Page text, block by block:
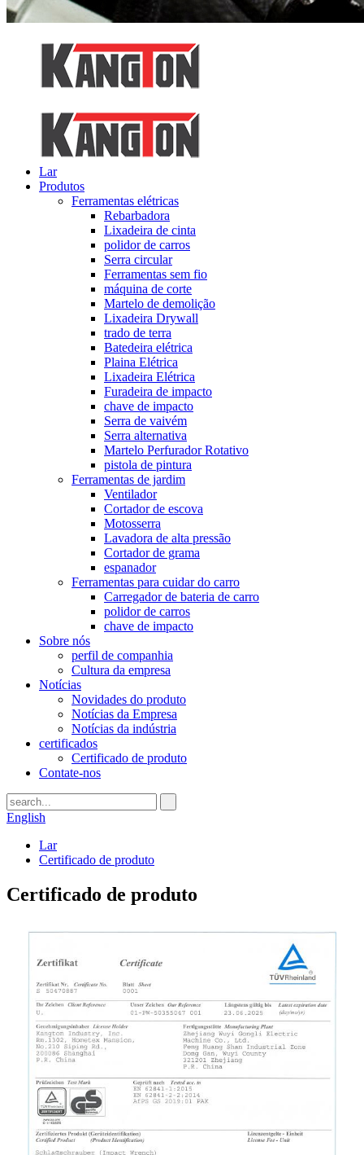
Lar
Produtos
Ferramentas elétricas
Rebarbadora
Lixadeira de cinta
polidor de carros
Serra circular
Ferramentas sem fio
máquina de corte
Martelo de demolição
Lixadeira Drywall
trado de terra
Batedeira elétrica
Plaina Elétrica
Lixadeira Elétrica
Furadeira de impacto
chave de impacto
Serra de vaivém
Serra alternativa
Martelo Perfurador Rotativo
pistola de pintura
Ferramentas de jardim
Ventilador
Cortador de escova
Motosserra
Lavadora de alta pressão
Cortador de grama
espanador
Ferramentas para cuidar do carro
Carregador de bateria de carro
polidor de carros
chave de impacto
Sobre nós
perfil de companhia
Cultura da empresa
Notícias
Novidades do produto
Notícias da Empresa
Notícias da indústria
certificados
Certificado de produto
Contate-nos
English
Lar
Certificado de produto
Certificado de produto